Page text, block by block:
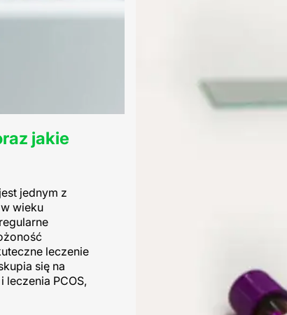
jakie
jednym z
wieku
leczenie
się na
PCOS,